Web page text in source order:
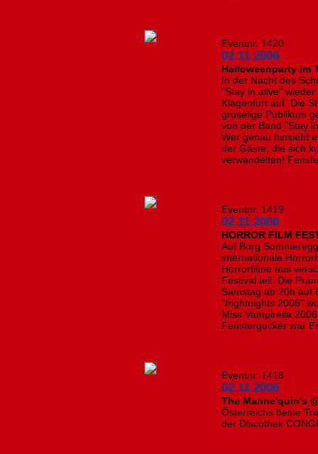
Eventnr. 1420
02.11.2006
Halloweenparty im
In der Nacht des
"Stay in alive"
Klagenfurt auf. Die
gruselige Publikum
von der Band "Stay
Wer genau hinsieht
der Gäste, die sich
verwandelten!
Eventnr. 1419
02.11.2006
HORROR FILM
Auf Burg
internationale
Horrorfilme aus
Festival teil. Die
Samstag ab 20h auf
"frightnights 2006"
Miss Vampirella
Fenstergucker war
Eventnr. 1418
02.11.2006
The Manne'quin's
Österreichs beste
der Discothek